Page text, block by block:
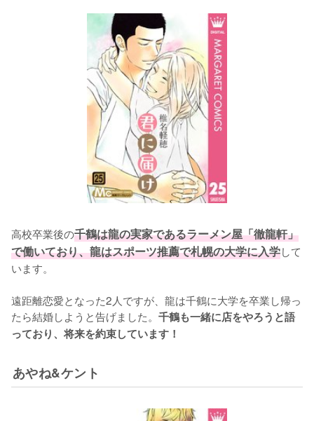
高校卒業後の千鶴は龍の実家であるラーメン屋「徹龍軒」
で働いており、龍はスポーツ推薦で札幌の大学に入学して
います。
遠距離恋愛となった2人ですが、龍は千鶴に大学を卒業し帰っ
たら結婚しようと告げました。 千鶴も一緒に店をやろうと語
っており、将来を約束しています！
あやね&ケント